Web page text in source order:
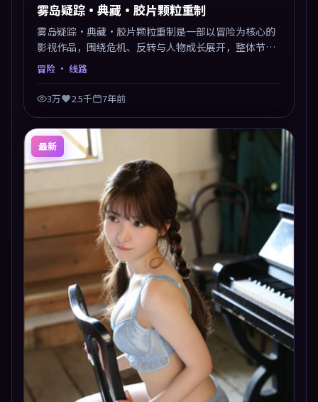
雾岛疑踪·典藏·胶片颗粒重制
雾岛疑踪·典藏·胶片颗粒重制是一部以冒险为核心的
影视作品，围绕危机、反转与人物成长展开，整体节奏
紧凑，值得推荐观看。
冒险 · 线路
3万 2.5千 7年前
最新